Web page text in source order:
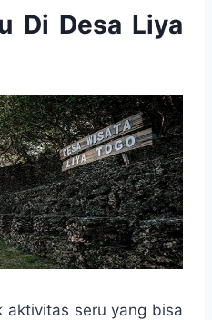
Di Desa Liya
aktivitas seru yang bisa